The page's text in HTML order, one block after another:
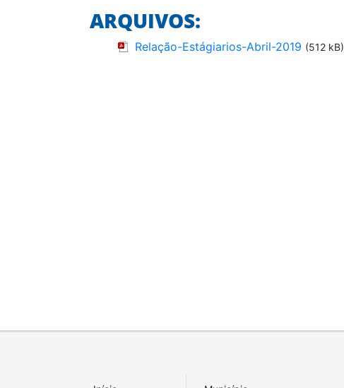
ARQUIVOS:
Relação-Estágiarios-Abril-2019 (512 kB)